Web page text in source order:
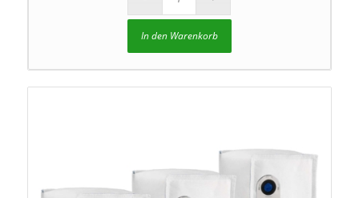
In den Warenkorb